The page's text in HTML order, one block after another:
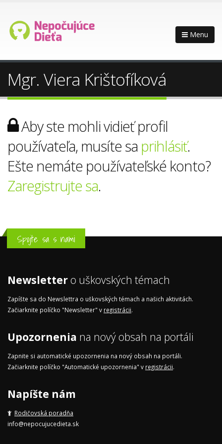
Menu
Mgr. Viera Krištofíková
Aby ste mohli vidieť profil
používateľa, musíte sa prihlásiť.
Ešte nemáte používateľské konto?
Zaregistrujte sa.
Spojte sa s nami
Newsletter o uškovských témach
Zapíšte sa do Newslettra o uškovských témach a našich aktivitách.
Začiarknite políčko "Newsletter" v registrácii.
Upozornenia na nový obsah na portáli
Zapnite si automatické upozornenia na nový obsah na portáli.
Začiarknite políčko "Automatické upozornenia" v registrácii.
Napíšte nám
Rodičovská poradňa
info@nepocujucedieta.sk